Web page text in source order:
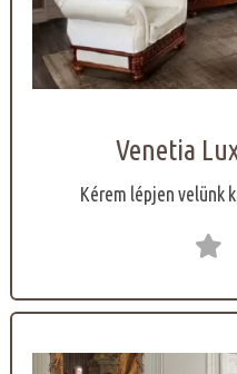
Venetia
Kérem lépjen velünk